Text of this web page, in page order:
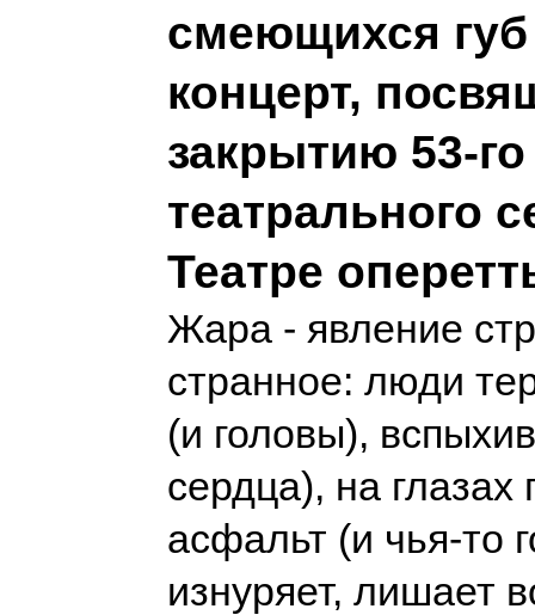
смеющихся губ
концерт,
закрытию 53-го
театрального
Театре
Жара - явление
странное: люди
(и головы),
сердца), на глазах
асфальт (и чья-то
изнуряет, лишает